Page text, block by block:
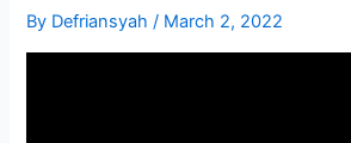
By Defriansyah/ March 2, 2022